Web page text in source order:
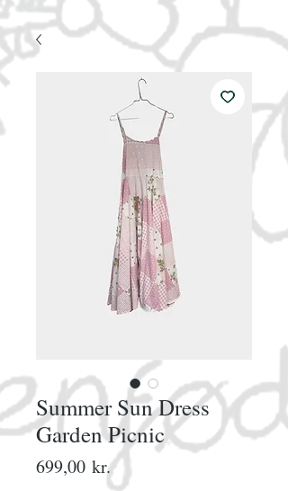
Summer Sun Dress
Garden Picnic
699,00 kr.Pris